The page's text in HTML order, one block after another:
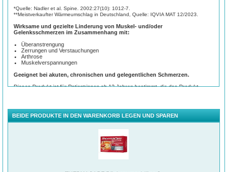
*Quelle: Nadler et al. Spine. 2002:27(10): 1012-7.
**Meistverkaufter Wärmeumschlag in Deutschland, Quelle: IQVIA MAT 12/2023.
Wirksame und gezielte Linderung von Muskel- und/oder
Gelenksschmerzen im Zusammenhang mit:
Überanstrengung
Zerrungen und Verstauchungen
Arthrose
Muskelverspannungen
Geeignet bei akuten, chronischen und gelegentlichen Schmerzen.
Dieses Produkt ist für Patient:innen ab 12 Jahren bestimmt, die das Produkt
Gebrauchsanweisung:
Reißen Sie den Beutel unmittelbar vor Gebrauch auf.
Schneiden Sie nicht in den Wärmeumschlag.
Ziehen Sie das Papier ab, um die Klebeseite freizulegen.
Mit der Klebeseite zur Haut über den Schmerzbereich legen. Siehe Abschnitt
"Nicht verwenden" im Hinblick auf Körperstellen, an denen die
Wärmeumschläge nicht verwendet werden dürfen.
Es kann bis zu 30 Minuten dauern, bis ThermaCare seine therapeutische
BEIDE PRODUKTE IN DEN WARENKORB LEGEN UND SPAREN